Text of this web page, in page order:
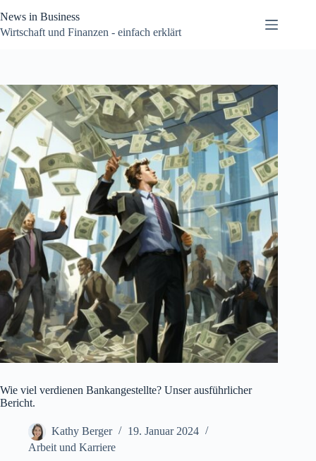
Inhalt
springen
News in Business
Wirtschaft und Finanzen - einfach erklärt
Wie viel verdienen Bankangestellte? Unser ausführlicher
Bericht.
Kathy Berger
19. Januar 2024
Arbeit und Karriere